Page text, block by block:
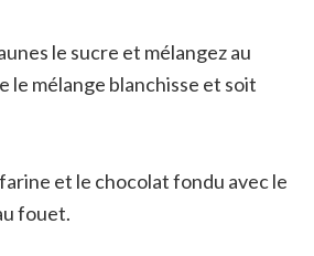
le sucre et mélangez au
le mélange blanchisse et soit
et le chocolat fondu avec le
fouet.